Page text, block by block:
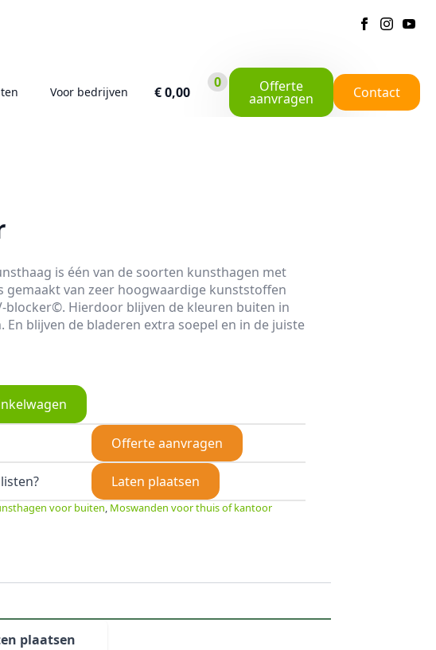
Voor bedrijven €0,00
0 Offerte
aanvragen Contact
is één van de soorten kunsthagen met
gemaakt van zeer hoogwaardige kunststoffen
blocker©. Hierdoor blijven de kleuren buiten in
blijven de bladeren extra soepel en in de juiste
Offerte aanvragen
Laten plaatsen
voor buiten, Moswanden voor thuis of kantoor
plaatsen